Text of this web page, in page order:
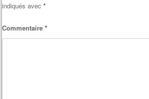
indiqués avec*
Commentaire*